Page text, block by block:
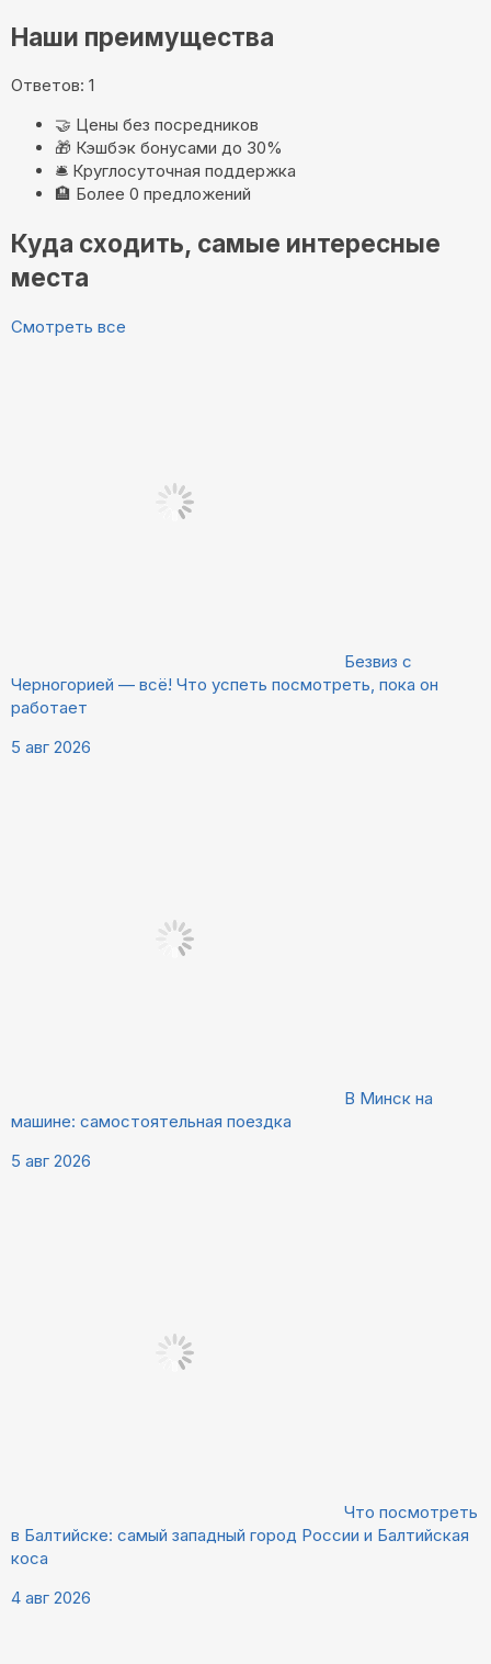
Наши преимущества
Ответов: 1
🤝 Цены без посредников
🎁 Кэшбэк бонусами до 30%
🛎️ Круглосуточная поддержка
🏨 Более 0 предложений
Куда сходить, самые интересные
места
Смотреть все
Безвиз с
Черногорией — всё! Что успеть посмотреть, пока он
работает
5 авг 2026
В Минск на
машине: самостоятельная поездка
5 авг 2026
Что посмотреть
в Балтийске: самый западный город России и Балтийская
коса
4 авг 2026